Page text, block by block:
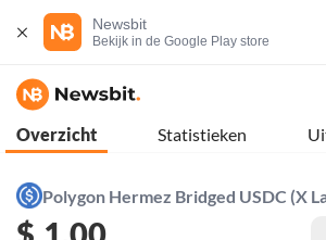
Newsbit
Bekijk in de Google Play store
Overzicht Statistieken
Polygon Hermez Bridged USDC (X